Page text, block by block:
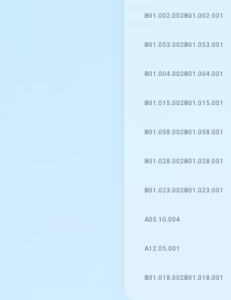
B01.002.002B01.002.001
B01.053.002B01.053.001
B01.004.002B01.004.001
B01.015.002B01.015.001
B01.058.002B01.058.001
B01.028.002B01.028.001
B01.023.002B01.023.001
A05.10.004
A12.05.001
B01.018.002B01.018.001